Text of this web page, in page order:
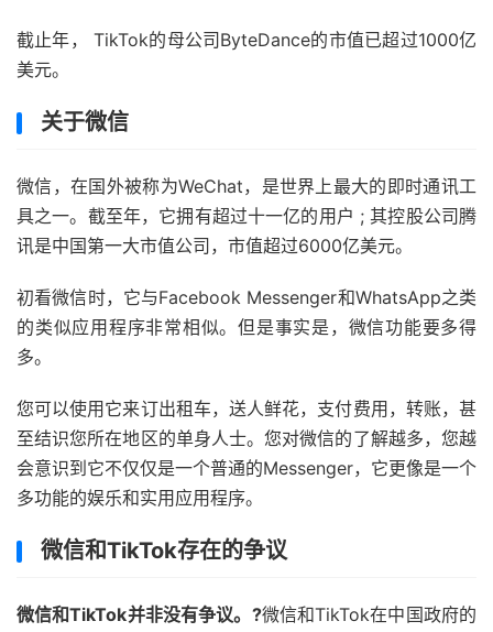
截止年， TikTok的母公司ByteDance的市值已超过1000亿
美元。
关于微信
微信，在国外被称为WeChat，是世界上最大的即时通讯工
具之一。截至年，它拥有超过十一亿的用户 ; 其控股公司腾
讯是中国第一大市值公司，市值超过6000亿美元。
初看微信时，它与Facebook Messenger和WhatsApp之类
的类似应用程序非常相似。但是事实是，微信功能要多得
多。
您可以使用它来订出租车，送人鲜花，支付费用，转账，甚
至结识您所在地区的单身人士。您对微信的了解越多，您越
会意识到它不仅仅是一个普通的Messenger，它更像是一个
多功能的娱乐和实用应用程序。
微信和TikTok存在的争议
微信和TikTok并非没有争议。?微信和TikTok在中国政府的